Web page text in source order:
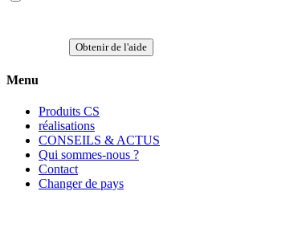
Obtenir de l'aide
Menu
Produits CS
réalisations
CONSEILS & ACTUS
Qui sommes-nous ?
Contact
Changer de pays